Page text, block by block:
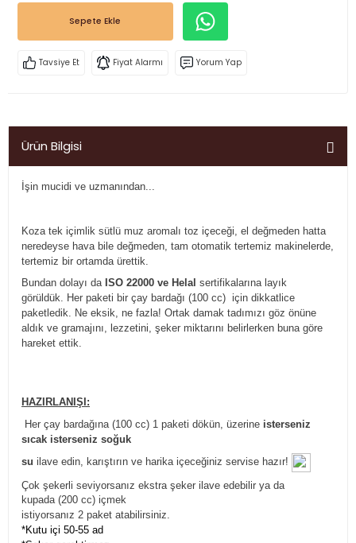
Sepete Ekle
Tavsiye Et Fiyat Alarmı Yorum Yap
Ürün Bilgisi
İşin mucidi ve uzmanından...
Koza tek içimlik sütlü muz aromalı toz içeceği, el değmeden hatta
neredeyse hava bile değmeden, tam otomatik tertemiz makinelerde,
tertemiz bir ortamda ürettik.
Bundan dolayı da ISO 22000 ve Helal sertifikalarına layık
görüldük. Her paketi bir çay bardağı (100 cc) için dikkatlice
paketledik. Ne eksik, ne fazla! Ortak damak tadımızı göz önüne
aldık ve gramajını, lezzetini, şeker miktarını belirlerken buna göre
hareket ettik.
HAZIRLANIŞI:
Her çay bardağına (100 cc) 1 paketi dökün, üzerine isterseniz
sıcak isterseniz soğuk
su ilave edin, karıştırın ve harika içeceğiniz servise hazır!
Çok şekerli seviyorsanız ekstra şeker ilave edebilir ya da
kupada (200 cc) içmek
istiyorsanız 2 paket atabilirsiniz.
*Kutu içi 50-55 ad